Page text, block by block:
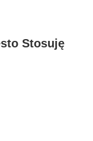
Stosuję